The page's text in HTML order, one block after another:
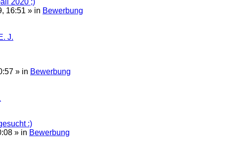
16:51 » in Bewerbung
J.
» in Bewerbung
:)
» in Bewerbung